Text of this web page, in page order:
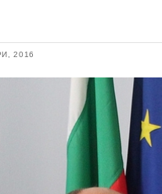
2016